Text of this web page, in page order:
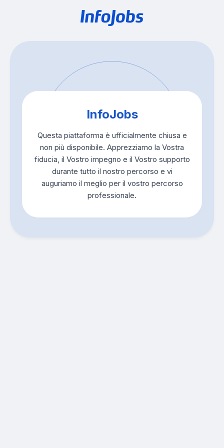
InfoJobs
Questa piattaforma è ufficialmente chiusa e
non più disponibile. Apprezziamo la Vostra
fiducia, il Vostro impegno e il Vostro supporto
durante tutto il nostro percorso e vi
auguriamo il meglio per il vostro percorso
professionale.